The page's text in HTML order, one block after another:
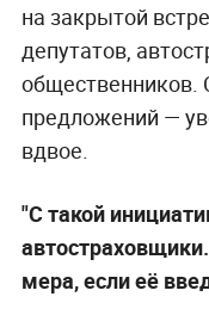
на закрытой
депутатов,
общественников.
предложений —
вдвое.
"С такой
мера, если её